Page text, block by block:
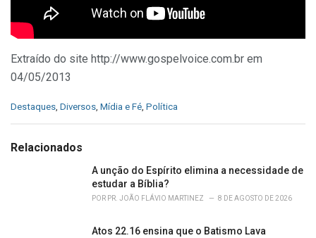
Extraído do site http://www.gospelvoice.com.br em
04/05/2013
C
e
Destaques, Diversos, Mídia e Fé, Política
Relacionados
A unção do Espírito elimina a necessidade de
estudar a Bíblia?
POR PR. JOÃO FLÁVIO MARTINEZ 8 DE AGOSTO DE 2026
Atos 22.16 ensina que o Batismo Lava